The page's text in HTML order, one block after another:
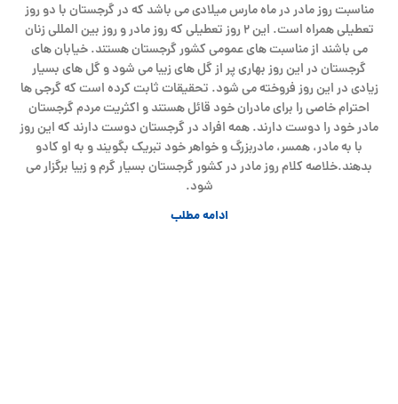
مناسبت روز مادر در ماه مارس میلادی می باشد که در گرجستان با دو روز
تعطیلی همراه است. این ۲ روز تعطیلی که روز مادر و روز بین المللی زنان
می باشند از مناسبت های عمومی کشور گرجستان هستند. خیابان های
گرجستان در این روز بهاری پر از گل های زیبا می شود و گل های بسیار
زیادی در این روز فروخته می شود. تحقیقات ثابت کرده است که گرجی ها
احترام خاصی را برای مادران خود قائل هستند و اکثریت مردم گرجستان
مادر خود را دوست دارند. همه افراد در گرجستان دوست دارند که این روز
با به مادر، همسر، مادربزرگ و خواهر خود تبریک بگویند و به او کادو
بدهند.خلاصه کلام روز مادر در کشور گرجستان بسیار گرم و زیبا برگزار می
شود.
ادامه مطلب